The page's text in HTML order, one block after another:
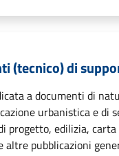
(tecnico) di
a documenti di
urbanistica e di
progetto, edilizia, carta
altre pubblicazioni